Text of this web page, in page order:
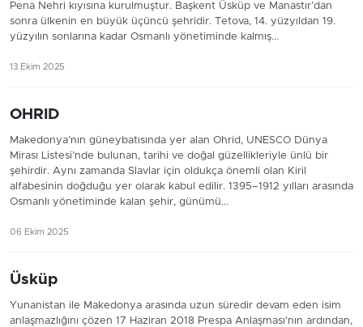
Pena Nehri kıyısına kurulmuştur. Başkent Üsküp ve Manastır’dan
sonra ülkenin en büyük üçüncü şehridir. Tetova, 14. yüzyıldan 19.
yüzyılın sonlarına kadar Osmanlı yönetiminde kalmış...
13 Ekim 2025
OHRID
Makedonya’nın güneybatısında yer alan Ohrid, UNESCO Dünya
Mirası Listesi’nde bulunan, tarihi ve doğal güzellikleriyle ünlü bir
şehirdir. Aynı zamanda Slavlar için oldukça önemli olan Kiril
alfabesinin doğduğu yer olarak kabul edilir. 1395–1912 yılları arasında
Osmanlı yönetiminde kalan şehir, günümü...
06 Ekim 2025
Üsküp
Yunanistan ile Makedonya arasında uzun süredir devam eden isim
anlaşmazlığını çözen 17 Haziran 2018 Prespa Anlaşması'nın ardından,